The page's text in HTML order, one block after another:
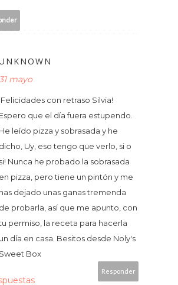
mayo
¡Felicidades con retraso Silvia!
Espero que el día fuera estupendo.
He leído pizza y sobrasada y he
dicho, Uy, eso tengo que verlo, si o
si! Nunca he probado la sobrasada
en pizza, pero tiene un pintón y me
has dejado unas ganas tremenda
de probarla, así que me apunto, con
permiso, la receta para hacerla
un día en casa. Besitos desde Noly's
Sweet Box
Responder